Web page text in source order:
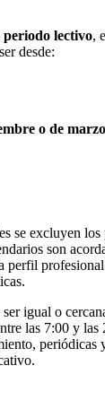
periodo lectivo,
desde:
o de
se excluyen los
son
perfil
igual o
las 7:00 y las
periódicas